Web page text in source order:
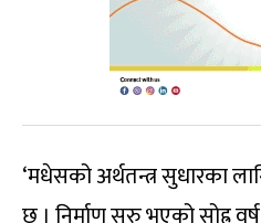
‘मधेसको अर्थतन्त्र सुधारका